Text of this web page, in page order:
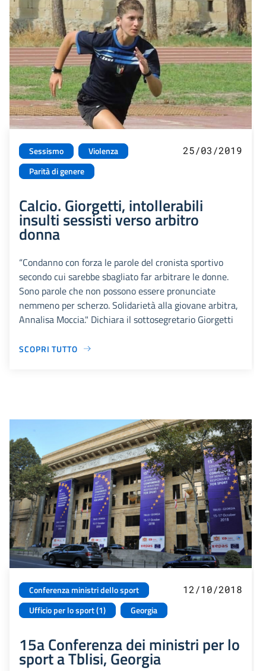
Sessismo
Violenza
Parità di genere
25/03/2019
Calcio. Giorgetti, intollerabili
insulti sessisti verso arbitro
donna
“Condanno con forza le parole del cronista sportivo
secondo cui sarebbe sbagliato far arbitrare le donne.
Sono parole che non possono essere pronunciate
nemmeno per scherzo. Solidarietà alla giovane arbitra,
Annalisa Moccia." Dichiara il sottosegretario Giorgetti
SCOPRI TUTTO
Conferenza ministri dello sport
Ufficio per lo sport (1)
Georgia
12/10/2018
15a Conferenza dei ministri per lo
sport a Tblisi, Georgia